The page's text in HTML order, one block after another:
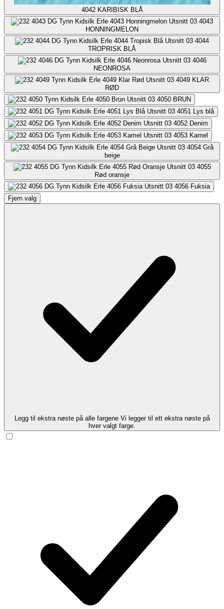
4042 KARIBISK BLÅ
4043
HONNINGMELON
4044
TROPRISK BLÅ
4046
NEONROSA
4049 KLAR
RØD
4050 BRUN
4051 Lys blå
4052 Denim
4053 Kamel
4054 Grå
beige
4055
Rød oransje
4056 Fuksia
Fjern valg
Legg til ekstra nøste på alle fargene Vi legger til ett ekstra nøste på
hver valgt farge.